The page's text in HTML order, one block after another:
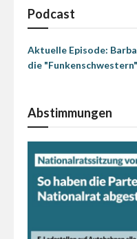
Podcast
Aktuelle Episode:
die "Funkenschwestern"
Abstimmungen